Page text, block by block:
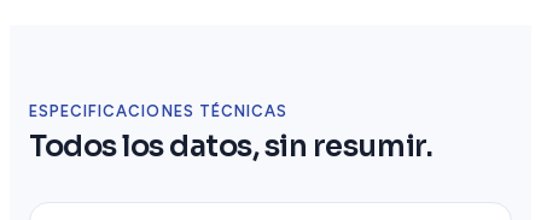
ESPECIFICACIONES TÉCNICAS
Todos los datos, sin resumir.